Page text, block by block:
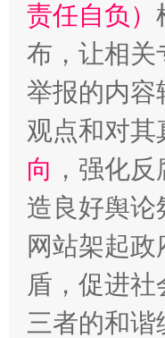
责任自负）
布，让相关
举报的内容
观点和对其
向 ，强化
造良好舆论
网站架起
盾，促进
三者的和